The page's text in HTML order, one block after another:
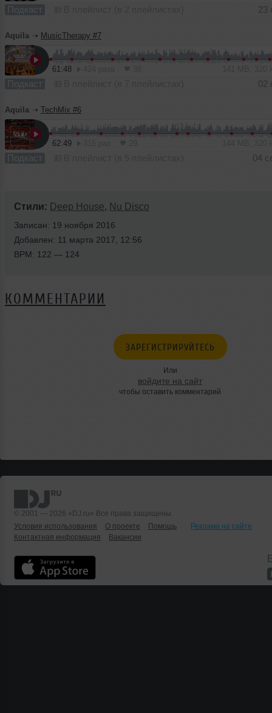
Подкаст 23
Aquila ➝ MusicTherapy #7
61:48
Подкаст 02
Aquila ➝ TechMix #6
62:49
Подкаст 04
Стили: Deep House, Nu Disco
Записан: 19 ноября 2016
Добавлен: 11 марта 2017, 12:56
BPM: 122 — 124
КОММЕНТАРИИ
ЗАРЕГИСТРИРУЙТЕСЬ
Или
войдите на сайт
чтобы оставить комментарий
© 2001 — 2026 «DJ.ru» Все права защищены.
Условия использования
О проекте Помощь
Реклама на сайте
Контактная информация
Вакансии